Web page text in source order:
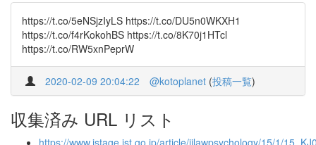
https://t.co/5eNSjzIyLS https://t.co/DU5n0WKXH1
https://t.co/f4rKokohBS https://t.co/8K70j1HTcl
https://t.co/RW5xnPeprW
2020-02-09 20:04:22 @kotoplanet (投稿一覧)
収集済み URL リスト
https://www.jstage.jst.go.jp/article/jjlawpsychology/15/1/